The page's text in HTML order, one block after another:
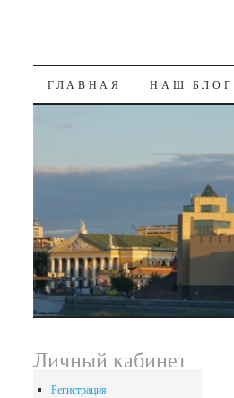
SKIP
ГЛАВНАЯ НАШ БЛОГ
Личный кабинет
Регистрация